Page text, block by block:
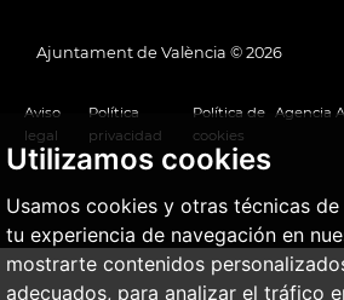
Utilizamos cookies
Usamos cookies y otras técnicas
tu experiencia de navegación en
mostrarte contenidos
adecuados, para analizar el tráfico
Ajuntament de València © 2026
Aviso
legal
Política
privacidad
Política de
cookies
Agencia